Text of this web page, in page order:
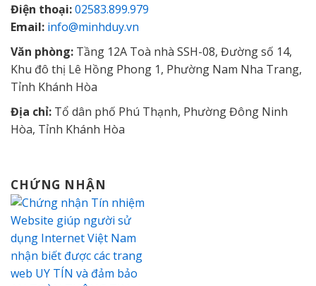
Điện thoại:02583.899.979
Email: info@minhduy.vn
Văn phòng: Tầng 12A Toà nhà SSH-08, Đường số 14,
Khu đô thị Lê Hồng Phong 1, Phường Nam Nha Trang,
Tỉnh Khánh Hòa
Địa chỉ: Tổ dân phố Phú Thạnh, Phường Đông Ninh
Hòa, Tỉnh Khánh Hòa
CHỨNG NHẬN